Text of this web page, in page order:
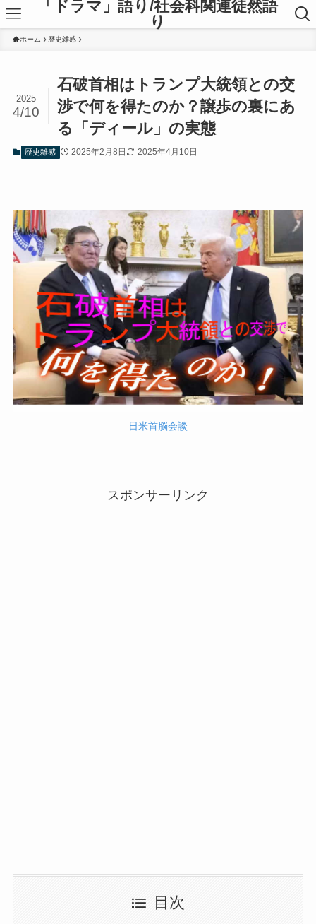
「ドラマ」語り/社会科関連徒然語
り
ホーム 歴史雑感
石破首相はトランプ大統領との交
渉で何を得たのか？譲歩の裏にあ
る「ディール」の実態
2025
4/10
歴史雑感 2025年2月8日 2025年4月10日
日米首脳会談
スポンサーリンク
目次